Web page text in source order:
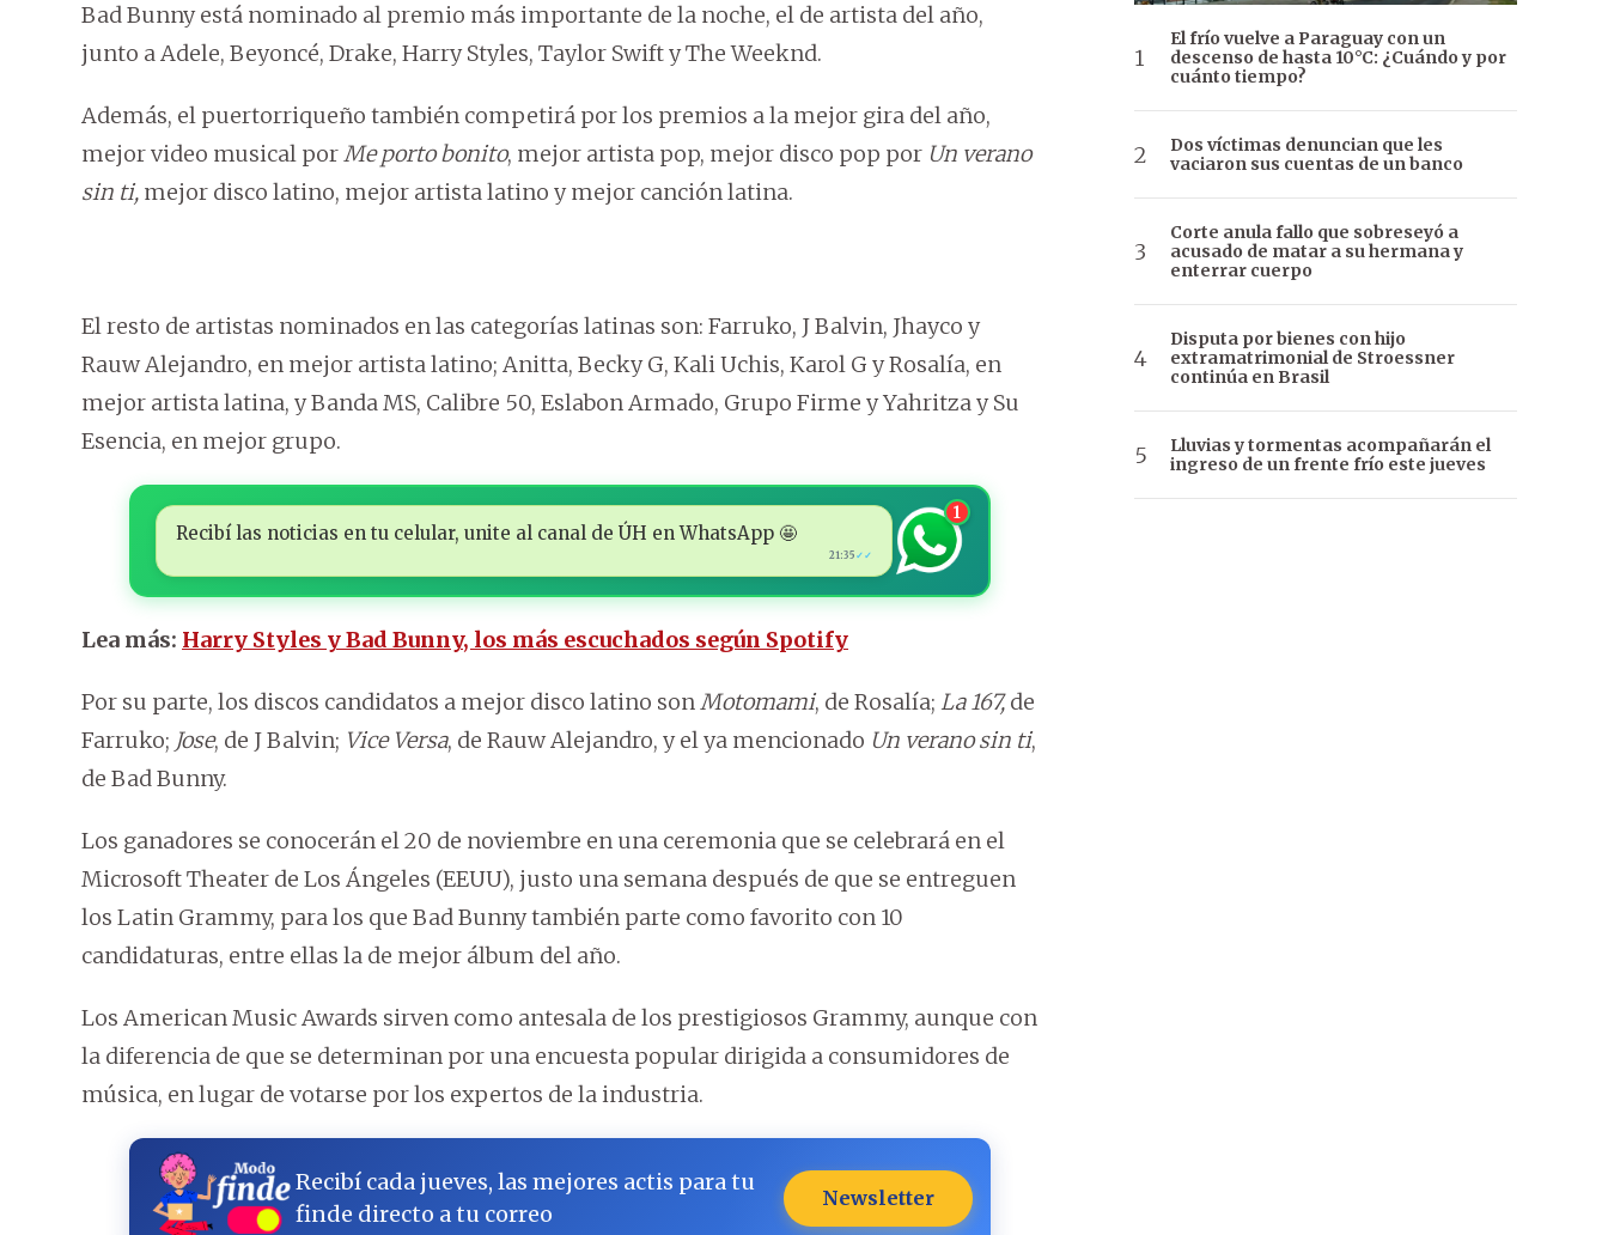
Bad Bunny está nominado al premio más importante de la noche, el de artista del año,
junto a Adele, Beyoncé, Drake, Harry Styles, Taylor Swift y The Weeknd.
Además, el puertorriqueño también competirá por los premios a la mejor gira del año,
mejor video musical porMe porto bonito, mejor artista pop, mejor disco pop por Un verano
sin ti, mejor disco latino, mejor artista latino y mejor canción latina.
El resto de artistas nominados en las categorías latinas son: Farruko, J Balvin, Jhayco y
Rauw Alejandro, en mejor artista latino; Anitta, Becky G, Kali Uchis, Karol G y Rosalía, en
mejor artista latina, y Banda MS, Calibre 50, Eslabon Armado, Grupo Firme y Yahritza y Su
Esencia, en mejor grupo.
Recibí las noticias en tu celular, unite al canal de ÚH en WhatsApp 🤩
21:35 ✓✓
1
Lea más: Harry Styles y Bad Bunny, los más escuchados según Spotify
Por su parte, los discos candidatos a mejor disco latino sonMotomami, de Rosalía; La 167,de
Farruko; Jose, de J Balvin; Vice Versa, de Rauw Alejandro, y el ya mencionado Un verano sin ti,
de Bad Bunny.
Los ganadores se conocerán el 20 de noviembre en una ceremonia que se celebrará en el
Microsoft Theater de Los Ángeles (EEUU), justo una semana después de que se entreguen
los Latin Grammy, para los que Bad Bunny también parte como favorito con 10
candidaturas, entre ellas la de mejor álbum del año.
Los American Music Awards sirven como antesala de los prestigiosos Grammy, aunque con
la diferencia de que se determinan por una encuesta popular dirigida a consumidores de
música, en lugar de votarse por los expertos de la industria.
Recibí cada jueves, las mejores actis para tu
finde directo a tu correo
Newsletter
El frío vuelve a Paraguay con un
descenso de hasta 10°C: ¿Cuándo y por
cuánto tiempo?
Dos víctimas denuncian que les
vaciaron sus cuentas de un banco
Corte anula fallo que sobreseyó a
acusado de matar a su hermana y
enterrar cuerpo
Disputa por bienes con hijo
extramatrimonial de Stroessner
continúa en Brasil
Lluvias y tormentas acompañarán el
ingreso de un frente frío este jueves